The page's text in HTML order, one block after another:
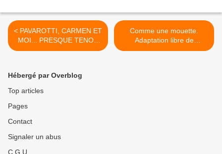
< PAVAROTTI, CARMEN ET
MOI... PRESQUE TENOR
au Théâtre Le Lieu
Comme une mouette.
Adaptation libre de
Marguerite Duras d’après
Hébergé par Overblog
Top articles
Pages
Contact
Signaler un abus
C.G.U.